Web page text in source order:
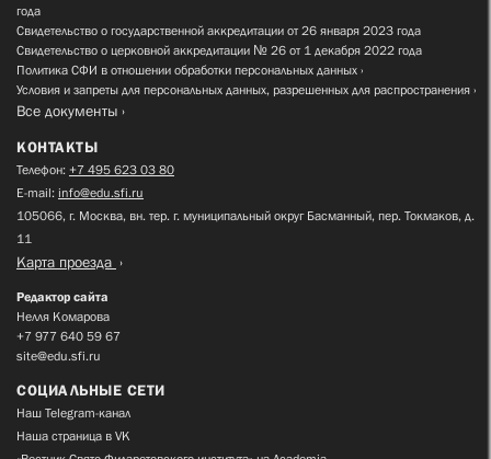
года
Свидетельство о государственной аккредитации от 26 января 2023 года
Свидетельство о церковной аккредитации № 26 от 1 декабря 2022 года
Политика СФИ в отношении обработки персональных данных
Условия и запреты для персональных данных, разрешенных для распространения
Все документы
КОНТАКТЫ
Телефон: +7 495 623 03 80
E-mail: info@edu.sfi.ru
105066, г. Москва, вн. тер. г. муниципальный округ Басманный, пер. Токмаков, д.
11
Карта проезда
Редактор сайта
Нелля Комарова
+7 977 640 59 67
site@edu.sfi.ru
СОЦИАЛЬНЫЕ СЕТИ
Наш Telegram-канал
Наша страница в VK